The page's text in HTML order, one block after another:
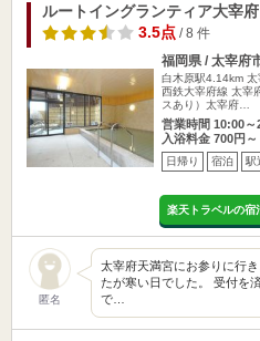
ルートイングランティア大宰
3.5点/ 8 件
福岡県 / 太宰府
白木原駅4.14km 太
西鉄大宰府線 太宰
スあり）太宰府…
営業時間 10:00～
入浴料金 700円～
日帰り 宿泊 駅
楽天トラベルの宿
匿名
太宰府天満宮にお参りに行
たが寒い日でした。 受付を
で…